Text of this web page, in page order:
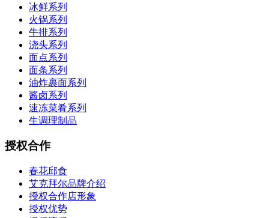
冰鲜系列
火锅系列
牛排系列
浇头系列
面点系列
面条系列
油炸裹面系列
酱卤系列
速冻菜肴系列
生调理制品
授权合作
春花邱食
艾克拜尔品牌介绍
授权合作店形象
授权优势